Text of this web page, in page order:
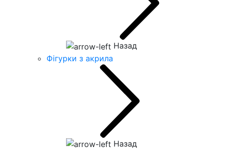
Назад
Фігурки з акрила
Назад